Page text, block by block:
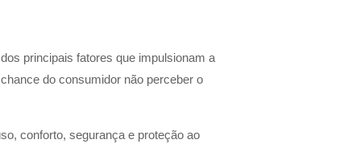
principais fatores que impulsionam a
do consumidor não perceber o
conforto, segurança e proteção ao